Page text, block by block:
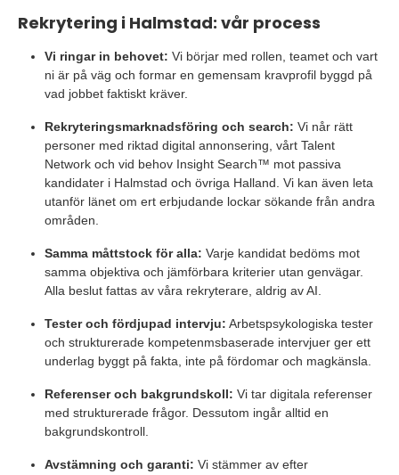
Rekrytering i Halmstad: vår process
Vi ringar in behovet: Vi börjar med rollen, teamet och vart
ni är på väg och formar en gemensam kravprofil byggd på
vad jobbet faktiskt kräver.
Rekryteringsmarknadsföring och search: Vi når rätt
personer med riktad digital annonsering, vårt Talent
Network och vid behov Insight Search™ mot passiva
kandidater i Halmstad och övriga Halland. Vi kan även leta
utanför länet om ert erbjudande lockar sökande från andra
områden.
Samma måttstock för alla: Varje kandidat bedöms mot
samma objektiva och jämförbara kriterier utan genvägar.
Alla beslut fattas av våra rekryterare, aldrig av AI.
Tester och fördjupad intervju: Arbetspsykologiska tester
och strukturerade kompetenmsbaserade intervjuer ger ett
underlag byggt på fakta, inte på fördomar och magkänsla.
Referenser och bakgrundskoll: Vi tar digitala referenser
med strukturerade frågor. Dessutom ingår alltid en
bakgrundskontroll.
Avstämning och garanti: Vi stämmer av efter